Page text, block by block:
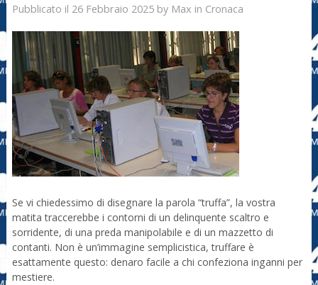
Pubblicato il 26 Febbraio 2025by Max in Cronaca
Se vi chiedessimo di disegnare la parola “truffa”, la vostra
matita traccerebbe i contorni di un delinquente scaltro e
sorridente, di una preda manipolabile e di un mazzetto di
contanti. Non è un’immagine semplicistica, truffare è
esattamente questo: denaro facile a chi confeziona inganni per
mestiere.